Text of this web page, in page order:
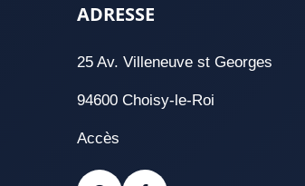
ADRESSE
25 Av. Villeneuve st Georges
94600 Choisy-le-Roi
Accès